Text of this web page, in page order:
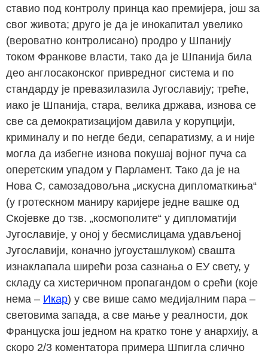
ставио под контролу принца као премијера, још за
свог живота; друго је да је инокапитал увелико
(вероватно контролисано) продро у Шпанију
током Франкове власти, тако да је Шпанија била
део англосаконског привредног система и по
стандарду је превазилазила Југославију; треће,
иако је Шпанија, стара, велика држава, изнова се
све са демократизацијом давила у корупцији,
криминалу и по негде беди, сепаратизму, а и није
могла да избегне изнова покушај војног пуча са
оперетским упадом у Парламент. Тако да је на
Нова С, самозадовољна „искусна дипломаткиња“
(у гротескном маниру каријере једне вашке од
Скојевке до тзв. „космополите“ у дипломатији
Југославије, у оној у бесмислицама удављеној
Југославији, коначно југоусташлуком) свашта
изнаклапала ширећи роза сазнања о ЕУ свету, у
складу са хистеричном пропагандом о срећи (које
нема – Икар) у све више само медијалним пара –
световима запада, а све мање у реалности, док
Француска још једном на кратко тоне у анархију, а
скоро 2/3 коментатора примера Шпигла слично